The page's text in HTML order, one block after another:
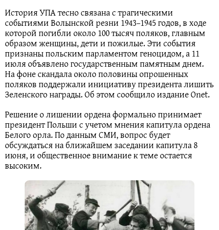
История УПА тесно связана с трагическими
событиями Волынской резни 1943–1945 годов, в ходе
которой погибли около 100 тысяч поляков, главным
образом женщины, дети и пожилые. Эти события
признаны польским парламентом геноцидом, а 11
июля объявлено государственным памятным днем.
На фоне скандала около половины опрошенных
поляков поддержали инициативу президента лишить
Зеленского награды. Об этом сообщило издание Onet.
Решение о лишении ордена формально принимает
президент Польши с учетом мнения капитула ордена
Белого орла. По данным СМИ, вопрос будет
обсуждаться на ближайшем заседании капитула 8
июня, и общественное внимание к теме остается
высоким.